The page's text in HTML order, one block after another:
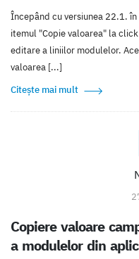
Începând cu versiunea 22.1.
itemul "Copie valoarea" la
editare a liniilor modulelor.
valoarea [...]
Citește mai mult
Copiere valoare
a modulelor din